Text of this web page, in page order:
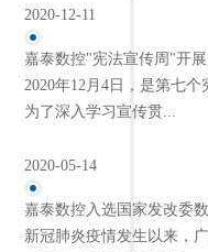
2020-12-11
嘉泰数控"宪法宣传周"开
2020年12月4日，是第七
为了深入学习宣传贯...
2020-05-14
嘉泰数控入选国家发改委
新冠肺炎疫情发生以来，